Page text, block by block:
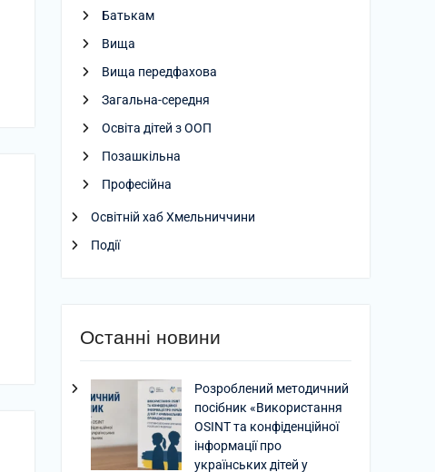
Батькам
Вища
Вища передфахова
Загальна-середня
Освіта дітей з ООП
Позашкільна
Професійна
Освітній хаб Хмельниччини
Події
Останні новини
Розроблений методичний
посібник «Використання
OSINT та конфіденційної
інформації про
українських дітей у